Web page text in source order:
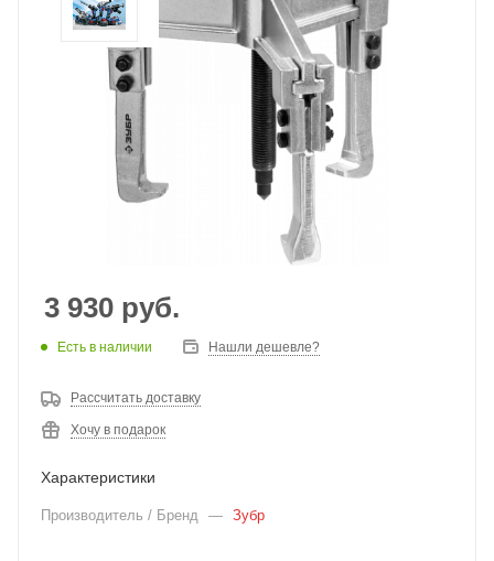
3 930 руб.
Есть в наличии Нашли дешевле?
Рассчитать доставку
Хочу в подарок
Характеристики
Производитель / Бренд — Зубр